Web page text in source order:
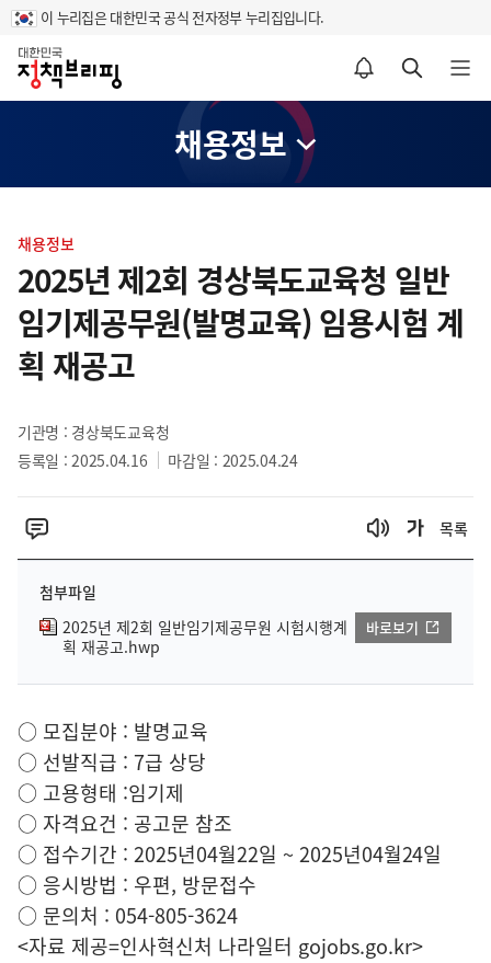
이 누리집은 대한민국 공식 전자정부 누리집입니다.
홈
알림설정 바로가기 검색 바로가기 메뉴 열기
채용정보
텐
츠
영
역
채용정보
2025년 제2회 경상북도교육청 일반
임기제공무원(발명교육) 임용시험 계
획 재공고
기관명 : 경상북도교육청
등록일 : 2025.04.16
마감일 : 2025.04.24
목록
첨부파일
2025년 제2회 일반임기제공무원 시험시행계
획 재공고.hwp
바로보기
○ 모집분야 : 발명교육
○ 선발직급 : 7급 상당
○ 고용형태 :임기제
○ 자격요건 : 공고문 참조
○ 접수기간 : 2025년04월22일 ~ 2025년04월24일
○ 응시방법 : 우편, 방문접수
○ 문의처 : 054-805-3624
<자료 제공=인사혁신처 나라일터 gojobs.go.kr>